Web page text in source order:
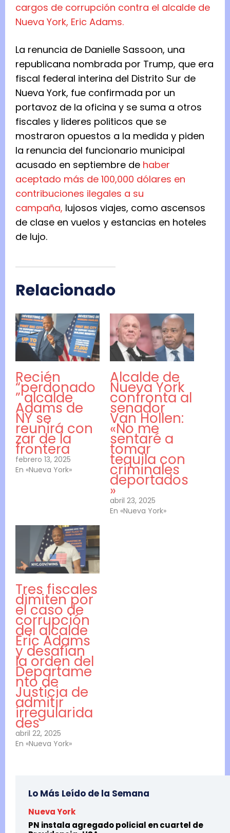
cargos de corrupción contra el alcalde de
Nueva York, Eric Adams.
La renuncia de Danielle Sassoon, una
republicana nombrada por Trump, que era
fiscal federal interina del Distrito Sur de
Nueva York, fue confirmada por un
portavoz de la oficina y se suma a otros
fiscales y lideres politicos que se
mostraron opuestos a la medida y piden
la renuncia del funcionario municipal
acusado en septiembre de haber
aceptado más de 100,000 dólares en
contribuciones ilegales a su
campaña, lujosos viajes, como ascensos
de clase en vuelos y estancias en hoteles
de lujo.
Relacionado
Recién
“perdonado
” alcalde
Adams de
NY se
reunirá con
zar de la
frontera
febrero 13, 2025
En «Nueva York»
Alcalde de
Nueva York
confronta al
senador
Van Hollen:
«No me
sentaré a
tomar
tequila con
criminales
deportados
»
abril 23, 2025
En «Nueva York»
Tres fiscales
dimiten por
el caso de
corrupción
del alcalde
Eric Adams
y desafían
la orden del
Departame
nto de
Justicia de
admitir
irregularida
des
abril 22, 2025
En «Nueva York»
Lo Más Leído de la Semana
Nueva York
PN instala agregado policial en cuartel de